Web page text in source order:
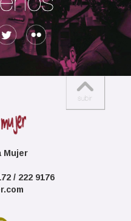
Mujer
/ 222 9176